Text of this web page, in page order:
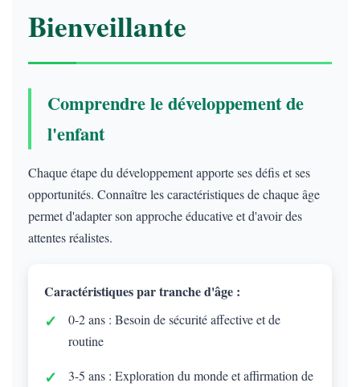
Bienveillante
Comprendre le développement de
l'enfant
Chaque étape du développement apporte ses défis et ses
opportunités. Connaître les caractéristiques de chaque âge
permet d'adapter son approche éducative et d'avoir des
attentes réalistes.
Caractéristiques par tranche d'âge :
0-2 ans : Besoin de sécurité affective et de
routine
3-5 ans : Exploration du monde et affirmation de